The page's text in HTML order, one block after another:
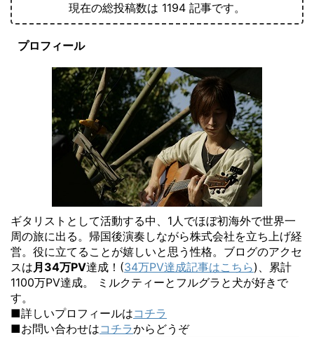
現在の総投稿数は 1194 記事です。
プロフィール
ギタリストとして活動する中、1人でほぼ初海外で世界一
周の旅に出る。帰国後演奏しながら株式会社を立ち上げ経
営。役に立てることが嬉しいと思う性格。ブログのアクセ
スは月34万PV達成！(34万PV達成記事はこちら)、累計
1100万PV達成。 ミルクティーとフルグラと犬が好きで
す。
■詳しいプロフィールはコチラ
■お問い合わせはコチラからどうぞ